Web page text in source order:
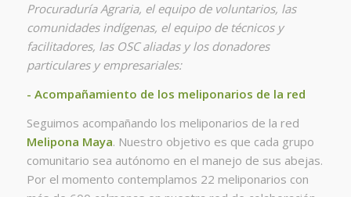
Procuraduría Agraria, el equipo de voluntarios, las
comunidades indígenas, el equipo de técnicos y
facilitadores, las OSC aliadas y los donadores
particulares y empresariales:
- Acompañamiento de los meliponarios de la red
Seguimos acompañando los meliponarios de la red
Melipona Maya. Nuestro objetivo es que cada grupo
comunitario sea autónomo en el manejo de sus abejas.
Por el momento contemplamos 22 meliponarios con